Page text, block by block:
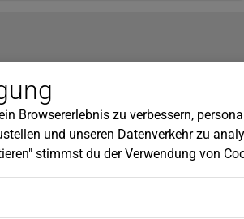
Kundenservice
Widerrufsbelehrung
Versandkosten
Biozertifizierung
Borago ist biozertifiziert im
Browsererlebnis zu verbessern,
und unseren Datenverkehr zu
stimmst du der Verwendung von